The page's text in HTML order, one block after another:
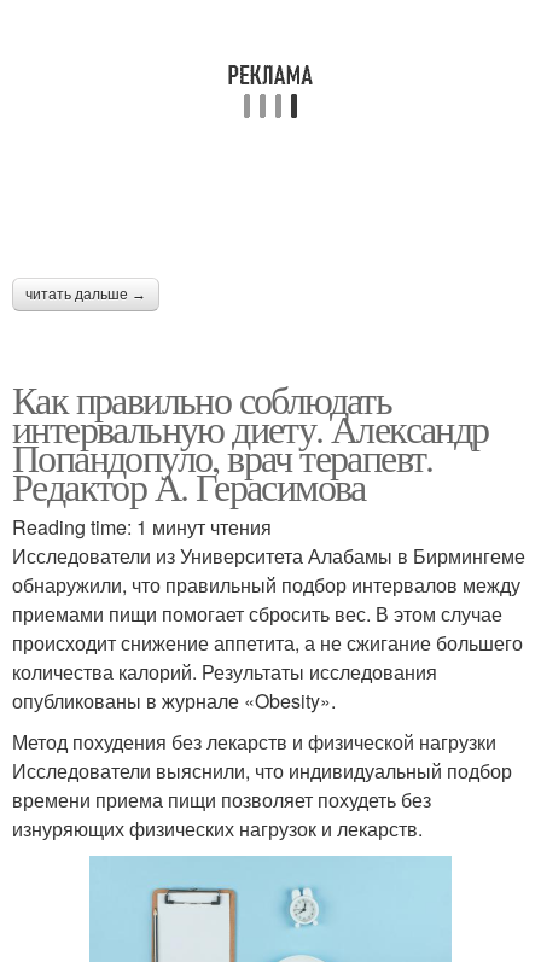
читать дальше →
Как правильно соблюдать
интервальную диету. Александр
Попандопуло, врач терапевт.
Редактор А. Герасимова
Reading time: 1 минут чтения
Исследователи из Университета Алабамы в Бирмингеме
обнаружили, что правильный подбор интервалов между
приемами пищи помогает сбросить вес. В этом случае
происходит снижение аппетита, а не сжигание большего
количества калорий. Результаты исследования
опубликованы в журнале «Obesity».
Метод похудения без лекарств и физической нагрузки
Исследователи выяснили, что индивидуальный подбор
времени приема пищи позволяет похудеть без
изнуряющих физических нагрузок и лекарств.